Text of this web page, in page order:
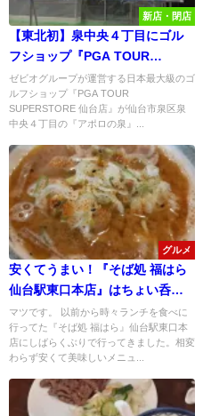
新店・閉店
【東北初】泉中央４丁目にゴル
フショップ『PGA TOUR
SUPERSTORE 仙台店』が2024
年11月29日にオープン予定！
ゼビオグループが運営する日本最大級のゴ
ルフショップ『PGA TOUR
SUPERSTORE 仙台店』が仙台市泉区泉
中央４丁目の『アポロの泉』...
グルメ
安くてうまい！『そば処 福はら
仙台駅東口本店』はちょい呑み
に最適！
マツです。 以前から時々ランチを食べに
行ってた『そば処 福はら』仙台駅東口本
店にしばらくぶりで行ってきました。相変
わらず安くて美味しいメニュ...